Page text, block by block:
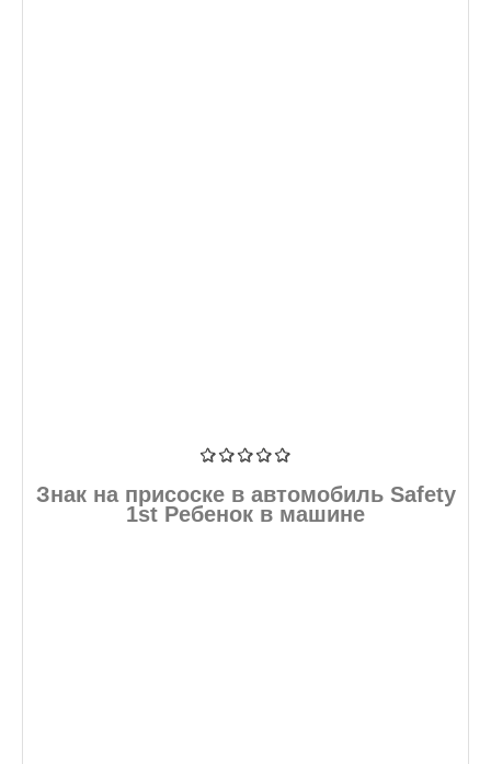
Знак на присоске в автомобиль Safety
1st Ребенок в машине